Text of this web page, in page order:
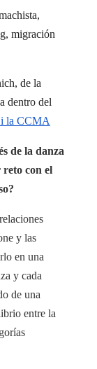
migración
de la
dentro del
la CCMA
de la danza
reto con el
y las
en una
y cada
de una
entre la